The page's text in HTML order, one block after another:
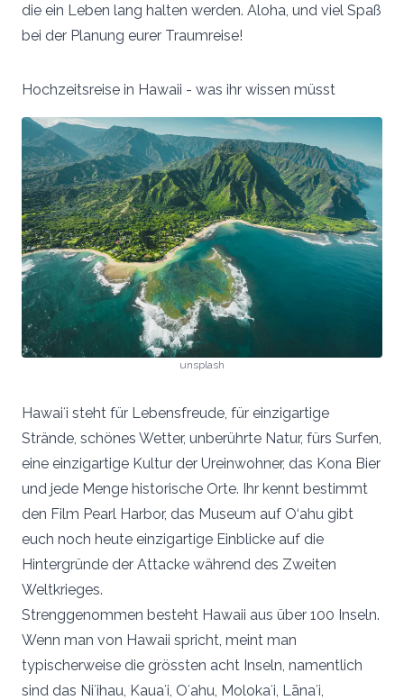
die ein Leben lang halten werden. Aloha, und viel Spaß
bei der Planung eurer Traumreise!
Hochzeitsreise in Hawaii - was ihr wissen müsst
unsplash
Hawaiʻi steht für Lebensfreude, für einzigartige
Strände, schönes Wetter, unberührte Natur, fürs Surfen,
eine einzigartige Kultur der Ureinwohner, das Kona Bier
und jede Menge historische Orte. Ihr kennt bestimmt
den Film Pearl Harbor, das Museum auf O‘ahu gibt
euch noch heute einzigartige Einblicke auf die
Hintergründe der Attacke während des Zweiten
Weltkrieges.
Strenggenommen besteht Hawaii aus über 100 Inseln.
Wenn man von Hawaii spricht, meint man
typischerweise die grössten acht Inseln, namentlich
sind das Niʻihau, Kauaʻi, Oʻahu, Molokaʻi, Lānaʻi,